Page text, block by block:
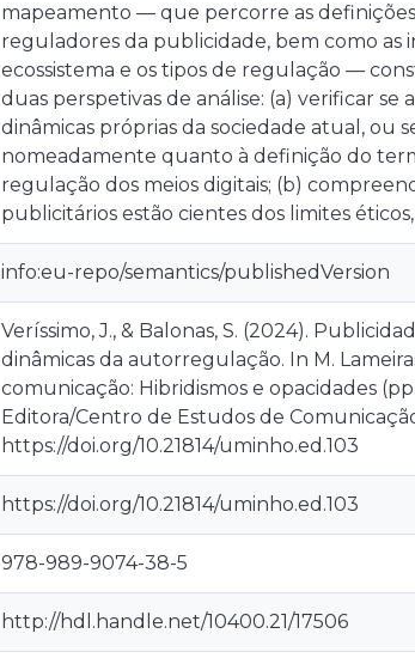
mapeamento — que percorre as definições
reguladores da publicidade, bem como as
ecossistema e os tipos de regulação —
duas perspetivas de análise: (a) verificar se
dinâmicas próprias da sociedade atual, ou
nomeadamente quanto à definição do
regulação dos meios digitais; (b)
publicitários estão cientes dos limites
info:eu-repo/semantics/publishedVersion
Veríssimo, J., & Balonas, S. (2024).
dinâmicas da autorregulação. In M.
comunicação: Hibridismos e opacidades
Editora/Centro de Estudos de
https://doi.org/10.21814/uminho.ed.103
https://doi.org/10.21814/uminho.ed.103
978-989-9074-38-5
http://hdl.handle.net/10400.21/17506